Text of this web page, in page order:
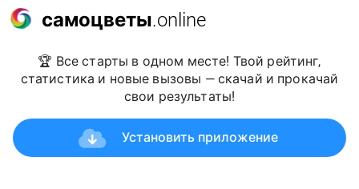
самоцветы.online
🏆 Все старты в одном месте! Твой рейтинг,
статистика и новые вызовы — скачай и прокачай
свои результаты!
Установить приложение